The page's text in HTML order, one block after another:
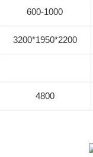
600-1000
3200*1950*2200
4800